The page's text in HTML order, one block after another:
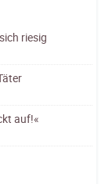
riesig
auf!«